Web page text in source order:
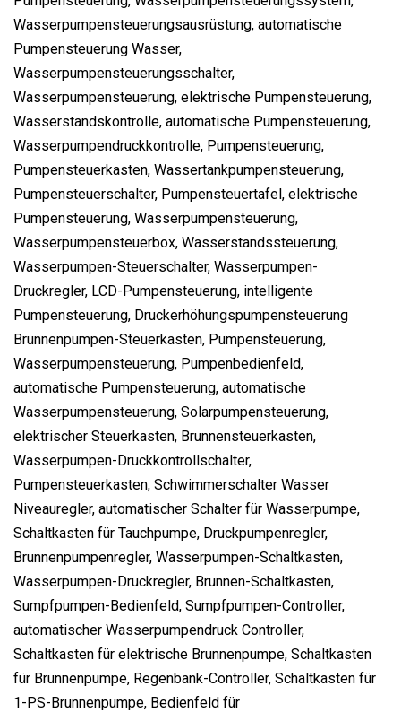
Wasserpumpensteuerungsausrüstung, automatische
Pumpensteuerung Wasser,
Wasserpumpensteuerungsschalter,
Wasserpumpensteuerung, elektrische Pumpensteuerung,
Wasserstandskontrolle, automatische Pumpensteuerung,
Wasserpumpendruckkontrolle, Pumpensteuerung,
Pumpensteuerkasten, Wassertankpumpensteuerung,
Pumpensteuerschalter, Pumpensteuertafel, elektrische
Pumpensteuerung, Wasserpumpensteuerung,
Wasserpumpensteuerbox, Wasserstandssteuerung,
Wasserpumpen-Steuerschalter, Wasserpumpen-
Druckregler, LCD-Pumpensteuerung, intelligente
Pumpensteuerung, Druckerhöhungspumpensteuerung
Brunnenpumpen-Steuerkasten, Pumpensteuerung,
Wasserpumpensteuerung, Pumpenbedienfeld,
automatische Pumpensteuerung, automatische
Wasserpumpensteuerung, Solarpumpensteuerung,
elektrischer Steuerkasten, Brunnensteuerkasten,
Wasserpumpen-Druckkontrollschalter,
Pumpensteuerkasten, Schwimmerschalter Wasser
Niveauregler, automatischer Schalter für Wasserpumpe,
Schaltkasten für Tauchpumpe, Druckpumpenregler,
Brunnenpumpenregler, Wasserpumpen-Schaltkasten,
Wasserpumpen-Druckregler, Brunnen-Schaltkasten,
Sumpfpumpen-Bedienfeld, Sumpfpumpen-Controller,
automatischer Wasserpumpendruck Controller,
Schaltkasten für elektrische Brunnenpumpe, Schaltkasten
für Brunnenpumpe, Regenbank-Controller, Schaltkasten für
1-PS-Brunnenpumpe, Bedienfeld für